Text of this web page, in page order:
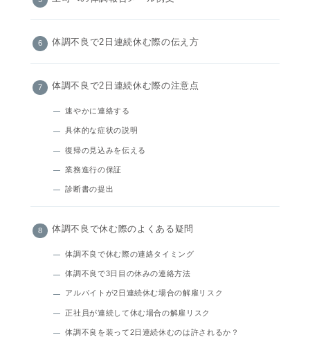
体調不良で2日連続休む際の伝え方
体調不良で2日連続休む際の注意点
速やかに連絡する
具体的な症状の説明
復帰の見込みを伝える
業務進行の保証
診断書の提出
体調不良で休む際のよくある疑問
体調不良で休む際の連絡タイミング
体調不良で3日目の休みの連絡方法
アルバイトが2日連続休む場合の解雇リスク
正社員が連続して休む場合の解雇リスク
体調不良を装って2日連続休むのは許されるか？